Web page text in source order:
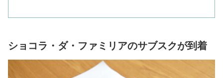
ショコラ・ダ・ファミリアのサブスクが到着